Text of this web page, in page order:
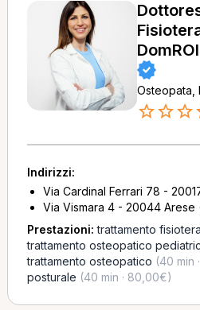
DomROI
Osteopata,
Indirizzi:
Via Cardinal Ferrari 78 -
Via Vismara 4 - 20044 Arese
Prestazioni:trattamento
trattamento osteopatico
trattamento osteopatico (40 min
posturale (40 min · 80,00€)